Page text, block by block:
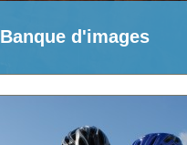
Banque d'images